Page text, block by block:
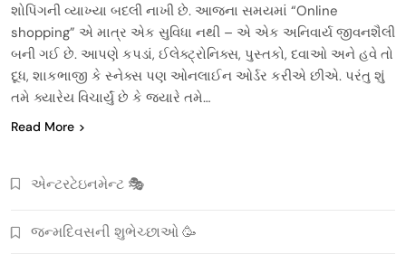
શોપિંગની વ્યાખ્યા બદલી નાખી છે. આજના સમયમાં “Online
shopping” એ માત્ર એક સુવિધા નથી – એ એક અનિવાર્ય જીવનશૈલી
બની ગઈ છે. આપણે કપડાં, ઈલેક્ટ્રોનિક્સ, પુસ્તકો, દવાઓ અને હવે તો
દૂધ, શાકભાજી કે સ્નેક્સ પણ ઓનલાઈન ઓર્ડર કરીએ છીએ. પરંતુ શું
તમે ક્યારેય વિચાર્યું છે કે જ્યારે તમે…
Read More
એન્ટરટેઇનમેન્ટ 🎭
જન્મદિવસની શુભેચ્છાઓ 🥳